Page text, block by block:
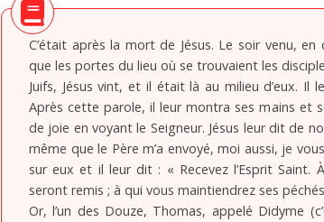
C’était après la mort de Jésus. Le soir venu,
que les portes du lieu où se trouvaient les
Juifs, Jésus vint, et il était là au milieu d’eux.
Après cette parole, il leur montra ses mains et
de joie en voyant le Seigneur. Jésus leur dit de
même que le Père m’a envoyé, moi aussi, je
sur eux et il leur dit : « Recevez l’Esprit Saint.
seront remis ; à qui vous maintiendrez ses
Or, l’un des Douze, Thomas, appelé Didyme